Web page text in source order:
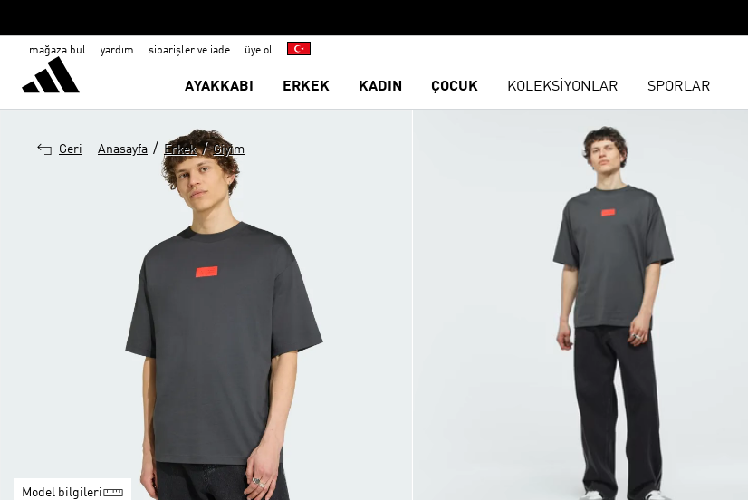
mağaza bul yardım siparişler ve iade üye ol
AYAKKABI ERKEK KADIN ÇOCUK KOLEKSİYONLAR SPORLAR
Geri Anasayfa / Erkek / Giyim
Model bilgileri